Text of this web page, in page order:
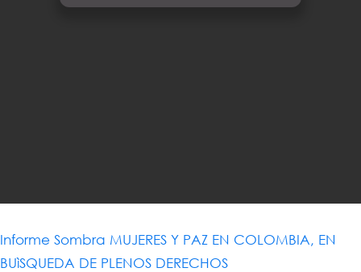
Informe Sombra MUJERES Y PAZ EN COLOMBIA, EN
BUìSQUEDA DE PLENOS DERECHOS